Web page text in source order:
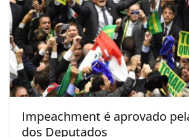
Impeachment é aprovado
dos Deputados